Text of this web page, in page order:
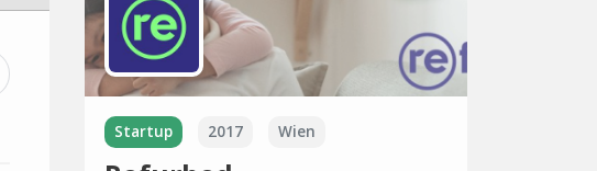
Startup 2017 Wien